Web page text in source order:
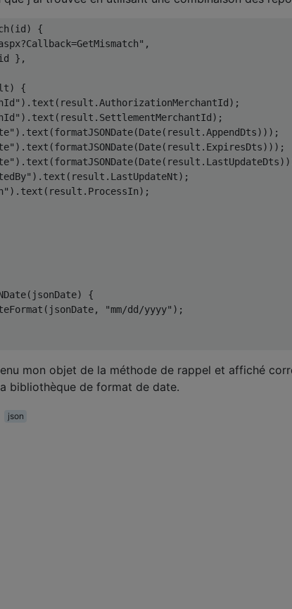
(id)
{
,
},
)
{
). text ( result .AuthorizationMerchantId);
). text ( result . SettlementMerchantId);
). text (formatJSONDate(Date( result .AppendDts)));
). text (formatJSONDate(Date( result . ExpiresDts)));
). text (formatJSONDate(Date( result . LastUpdateDts
). text ( result . LastUpdateNt);
). text ( result . ProcessIn);
( jsonDate)
{
( jsonDate, "mm/dd/yyyy" );
mon objet de la méthode de rappel et affiché
bibliothèque de format de date.
json